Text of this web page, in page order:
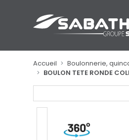
Accueil Boulonnerie,
BOULON TETE RONDE